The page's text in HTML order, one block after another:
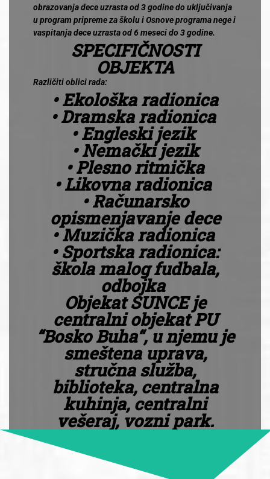
obrazovanja dece uzrasta od 3 godine do uključivanja
u program pripreme za školu i Osnove programa nege i
vaspitanja dece uzrasta od 6 meseci do 3 godine.
SPECIFIČNOSTI
OBJEKTA
Različiti oblici rada:
• Ekološka radionica
• Dramska radionica
• Engleski jezik
• Nemački jezik
• Plesno ritmička
• Likovna radionica
• Računarsko
opismenjavanje dece
• Muzička radionica
• Sportska radionica:
škola malog fudbala,
odbojka
Objekat SUNCE je
centralni objekat PU
“Bosko Buha“, u njemu je
smeštena uprava,
stručna služba,
biblioteka, centralna
kuhinja, centralni
vešeraj, vozni park.